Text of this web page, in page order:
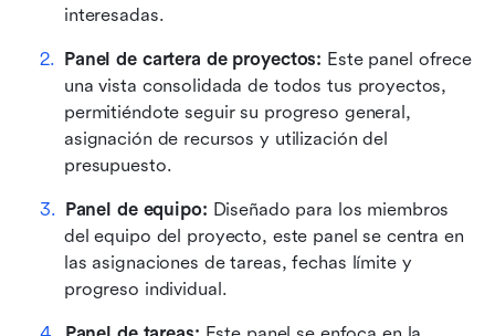
interesadas.
Panel de cartera de proyectos: Este panel ofrece
una vista consolidada de todos tus proyectos,
permitiéndote seguir su progreso general,
asignación de recursos y utilización del
presupuesto.
Panel de equipo: Diseñado para los miembros
del equipo del proyecto, este panel se centra en
las asignaciones de tareas, fechas límite y
progreso individual.